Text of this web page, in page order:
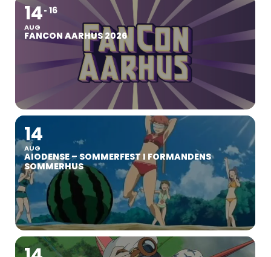
14
AUG
16
FANCON AARHUS 2026
14
AUG
AIODENSE – SOMMERFEST I FORMANDENS
SOMMERHUS